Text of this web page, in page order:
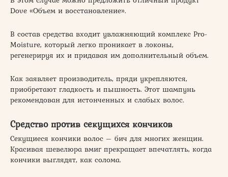
Dove «Объем и восстановление».
В состав средства входит увлажняющий комплекс Pro-
Moisture, который легко проникает в локоны,
регенерируя их и придавая им дополнительный объем.
Как заявляет производитель, пряди укрепляются,
приобретают гладкость и пышность. Этот шампунь
рекомендован для истонченных и слабых волос.
Средство против секущихся кончиков
Секущиеся кончики волос – бич для многих женщин.
Красивая шевелюра вмиг прекращает впечатлять, когда
кончики выглядят, как солома.